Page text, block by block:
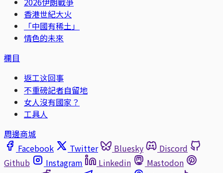
香港世紀大火
「中國有稀土」
情色的未來
欄目
返工这回事
不重磅記者自留地
女人沒有國家？
工具人
周邊商城
Facebook
Twitter Bluesky
Discord
Github
Instagram Linkedin
Mastodon